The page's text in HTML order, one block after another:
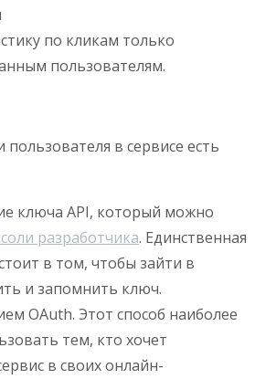
по кликам только
пользователям.
в сервисе есть
ключа API, который можно
разработчика. Единственная
в том, чтобы зайти в
и запомнить ключ.
OAuth. Этот способ наиболее
тем, кто хочет
в своих онлайн-